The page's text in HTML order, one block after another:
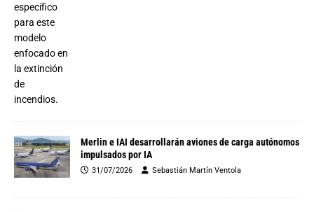
Merlin e IAI desarrollarán aviones de carga autónomos
impulsados por IA
31/07/2026 Sebastián Martín Ventola